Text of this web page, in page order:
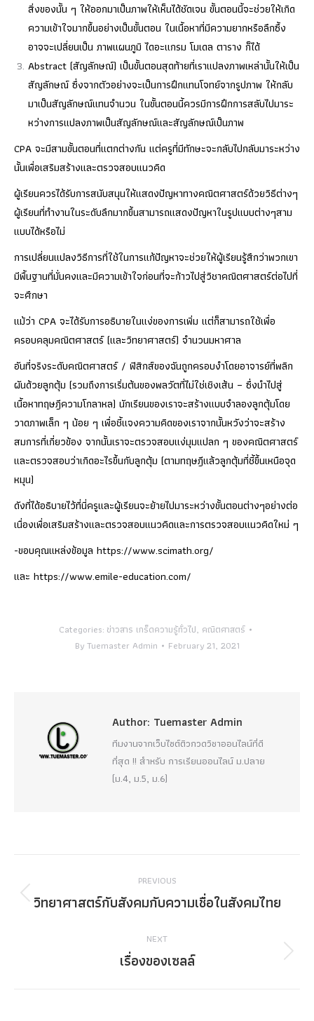
สิ่งของนั้น ๆ ให้ออกมาเป็นภาพให้เห็นได้ชัดเจน ขั้นตอนนี้จะช่วยให้เกิด
ความเข้าใจมากขึ้นอย่างเป็นขั้นตอน ในเนื้อหาที่มีความยากหรือลึกซึ้ง
อาจจะเปลี่ยนเป็น ภาพแผนภูมิ ไดอะแกรม โมเดล ตาราง ก็ได้
Abstract (สัญลักษณ์) เป็นขั้นตอนสุดท้ายที่เราแปลงภาพเหล่านั้นให้เป็น
สัญลักษณ์ ซึ่งจากตัวอย่างจะเป็นการฝึกแทนโจทย์จากรูปภาพ ให้กลับ
มาเป็นสัญลักษณ์แทนจำนวน ในขั้นตอนนี้ควรมีการฝึกการสลับไปมาระ
หว่างการแปลงภาพเป็นสัญลักษณ์และสัญลักษณ์เป็นภาพ
CPA จะมีสามขั้นตอนที่แตกต่างกัน แต่ครูที่มีทักษะจะกลับไปกลับมาระหว่าง
นั้นเพื่อเสริมสร้างและตรวจสอบแนวคิด
ผู้เรียนควรได้รับการสนับสนุนให้แสดงปัญหาทางคณิตศาสตร์ด้วยวิธีต่างๆ
ผู้เรียนที่ทำงานในระดับลึกมากขึ้นสามารถแสดงปัญหาในรูปแบบต่างๆสาม
แบบได้หรือไม่
การเปลี่ยนแปลงวิธีการที่ใช้ในการแก้ปัญหาจะช่วยให้ผู้เรียนรู้สึกว่าพวกเขา
มีพื้นฐานที่มั่นคงและมีความเข้าใจก่อนที่จะก้าวไปสู่วิชาคณิตศาสตร์ต่อไปที่
จะศึกษา
แม้ว่า CPA จะได้รับการอธิบายในแง่ของการเพิ่ม แต่ก็สามารถใช้เพื่อ
ครอบคลุมคณิตศาสตร์ (และวิทยาศาสตร์) จำนวนมหาศาล
อันที่จริงระดับคณิตศาสตร์ / ฟิสิกส์ของฉันถูกครอบงำโดยอาจารย์ที่พลิก
ผันด้วยลูกตุ้ม (รวมถึงการเริ่มต้นของพลวัตที่ไม่ใช่เชิงเส้น – ซึ่งนำไปสู่
เนื้อหาทฤษฎีความโกลาหล) นักเรียนของเราจะสร้างแบบจำลองลูกตุ้มโดย
วาดภาพเล็ก ๆ น้อย ๆ เพื่อชี้แจงความคิดของเราจากนั้นหวังว่าจะสร้าง
สมการที่เกี่ยวข้อง จากนั้นเราจะตรวจสอบแง่มุมแปลก ๆ ของคณิตศาสตร์
และตรวจสอบว่าเกิดอะไรขึ้นกับลูกตุ้ม (ตามทฤษฎีแล้วลูกตุ้มที่ชี้ขึ้นเหนือจุด
หมุน)
ดังที่ได้อธิบายไว้ที่นี่ครูและผู้เรียนจะย้ายไปมาระหว่างขั้นตอนต่างๆอย่างต่อ
เนื่องเพื่อเสริมสร้างและตรวจสอบแนวคิดและการตรวจสอบแนวคิดใหม่ ๆ
-ขอบคุณแหล่งข้อมูล https://www.scimath.org/
และ https://www.emile-education.com/
Categories: ข่าวสาร เกร็ดความรู้ทั่วไป, คณิตศาสตร์
ByTuemaster Admin February 21, 2021
Author: Tuemaster Admin
ทีมงานจากเว็บไซต์ติวกวดวิชาออนไลน์ที่ดี
ที่สุด !! สำหรับ การเรียนออนไลน์ ม.ปลาย
(ม.4, ม.5, ม.6)
navigation
PREVIOUS
Previous
วิทยาศาสตร์กับสังคมกับความเชื่อในสังคมไทย
NEXT
Next
เรื่องของเซลล์